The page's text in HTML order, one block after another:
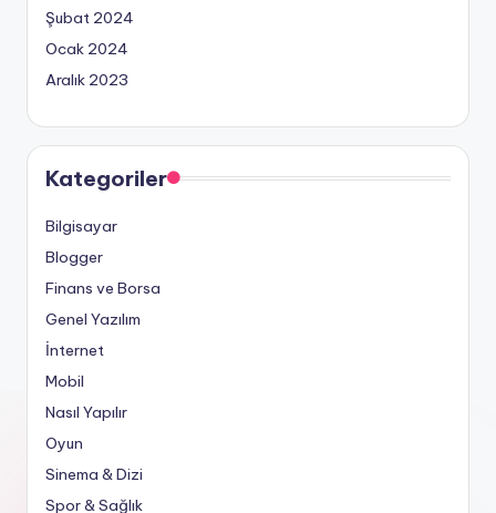
Şubat 2024
Ocak 2024
Aralık 2023
Kategoriler
Bilgisayar
Blogger
Finans ve Borsa
Genel Yazılım
İnternet
Mobil
Nasıl Yapılır
Oyun
Sinema & Dizi
Spor & Sağlık